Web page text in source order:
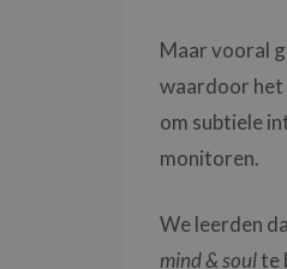
Maar vooral
waardoor het
om subtiele
monitoren.
We leerden
mind & soulte